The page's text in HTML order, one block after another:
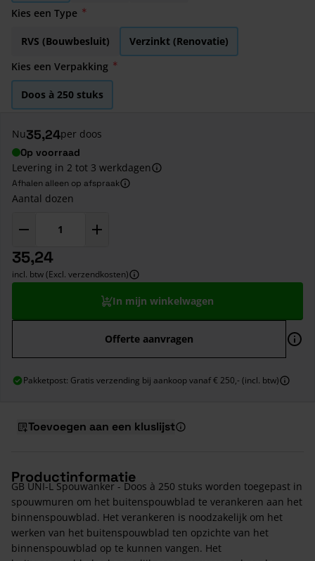
Kies een Type
RVS (Bouwbesluit)
Verzinkt (Renovatie)
Kies een Verpakking
Doos à 250 stuks
Nu35,24per doos
Op voorraad
Levering in 2 tot 3 werkdagen
Afhalen alleen op afspraak
Aantal dozen
35,24
incl. btw (Excl. verzendkosten)
In mijn winkelwagen
Offerte aanvragen
Pakketpost: Gratis verzending bij aankoop vanaf € 250,- (incl. btw)
Toevoegen aan een kluslijst
Productinformatie
GB UNI-L Spouwanker - Doos à 250 stuks worden toegepast in
spouwmuren om het buitenspouwblad te verankeren aan het
binnenspouwblad. Het verankeren is noodzakelijk om het
werken van het buitenspouwblad ten opzichte van het
binnenspouwblad op te kunnen vangen. Het